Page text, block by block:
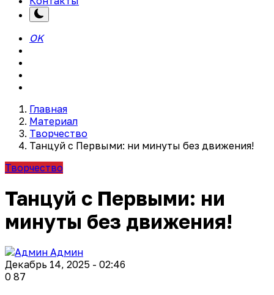
OK
Главная
Материал
Творчество
Танцуй с Первыми: ни минуты без движения!
Творчество
Танцуй с Первыми: ни
минуты без движения!
Админ
Декабрь 14, 2025 - 02:46
0 87